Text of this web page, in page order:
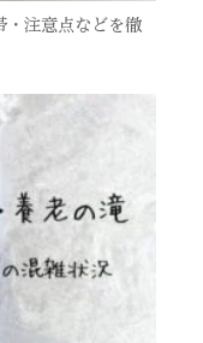
・注意点などを徹